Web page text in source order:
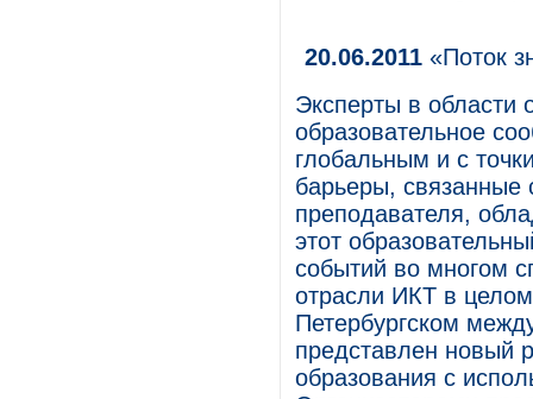
20.06.2011 «Поток
Эксперты в области
образовательное
глобальным и с
барьеры, связанные
преподавателя,
этот
событий во многом
отрасли ИКТ в
Петербургском
представлен новый
образования с